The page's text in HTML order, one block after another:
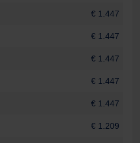
€ 1.447
€ 1.447
€ 1.447
€ 1.447
€ 1.447
€ 1.209